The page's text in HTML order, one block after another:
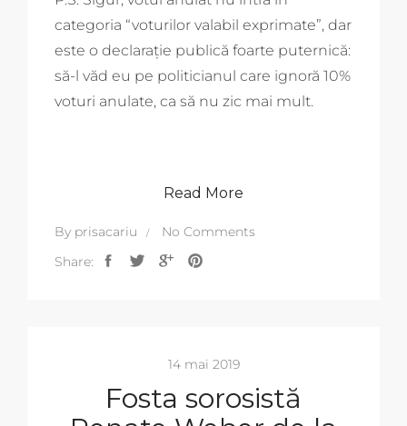
categoria “voturilor valabil exprimate”, dar
este o declarație publică foarte puternică:
să-l văd eu pe politicianul care ignoră 10%
voturi anulate, ca să nu zic mai mult.
Read More
By prisacariu
No Comments
Share:
14 mai 2019
Fosta sorosistă